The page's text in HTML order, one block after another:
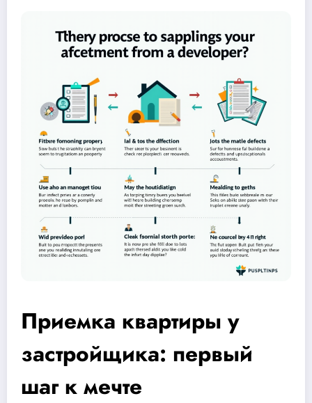
Приемка квартиры у
застройщика: первый
шаг к мечте